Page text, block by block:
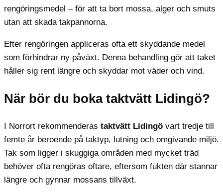
rengöringsmedel – för att ta bort mossa, alger och smuts
utan att skada takpannorna.
Efter rengöringen appliceras ofta ett skyddande medel
som förhindrar ny påväxt. Denna behandling gör att taket
håller sig rent längre och skyddar mot väder och vind.
När bör du boka taktvätt Lidingö?
I Norrort rekommenderas taktvätt Lidingö vart tredje till
femte år beroende på taktyp, lutning och omgivande miljö.
Tak som ligger i skuggiga områden med mycket träd
behöver ofta rengöras oftare, eftersom fukten där stannar
längre och gynnar mossans tillväxt.